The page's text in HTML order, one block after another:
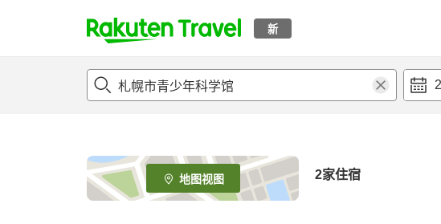
新
t
p
e
_
s
地图视图 2家住宿